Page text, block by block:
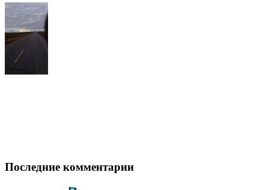
Последние комментарии